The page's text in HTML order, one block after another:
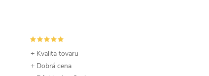
+ Kvalita tovaru
+ Dobrá cena